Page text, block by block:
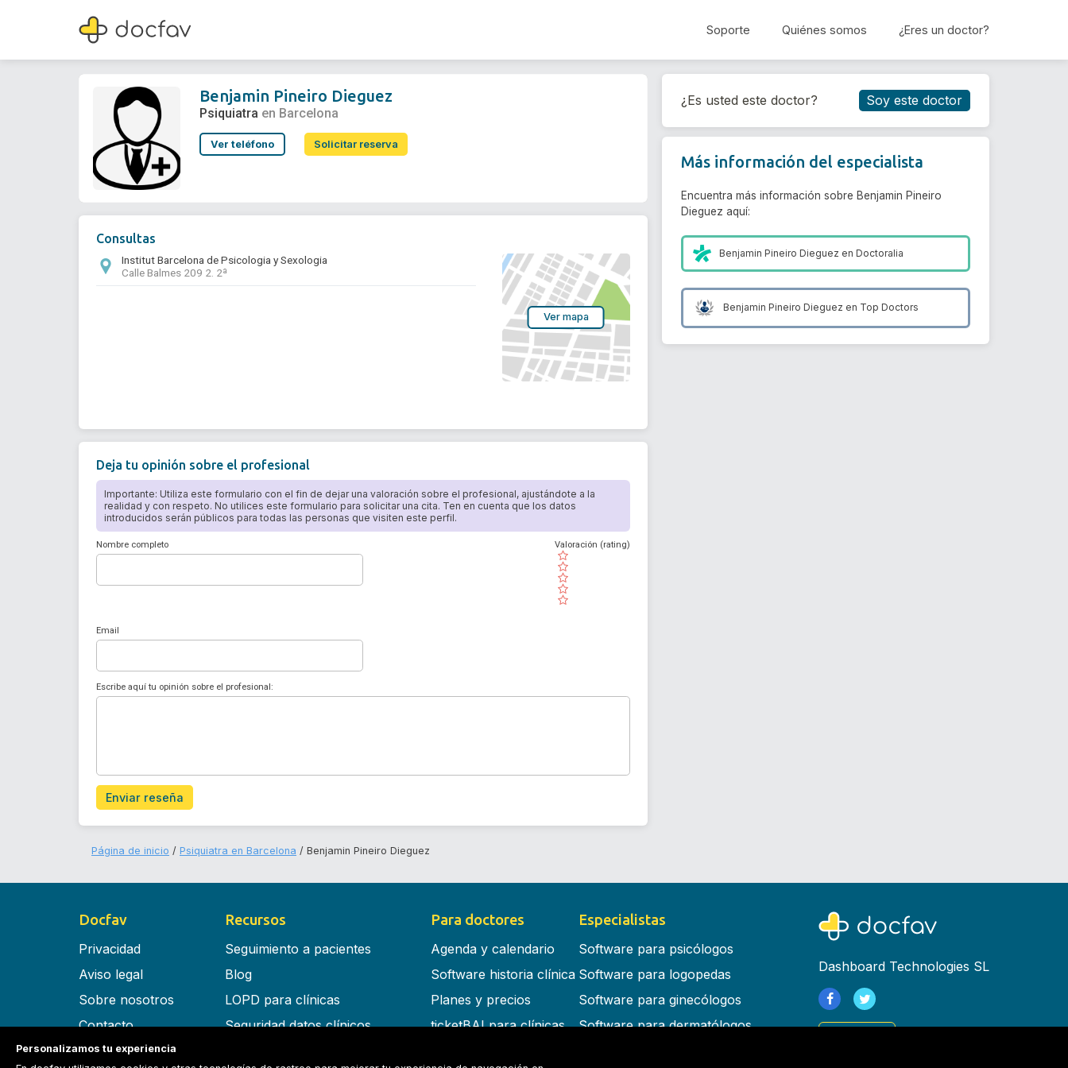
Soporte Quiénes somos ¿Eres un doctor?
Benjamin Pineiro Dieguez
Psiquiatra
Reservar cita
Benjamin Pineiro Dieguez
Psiquiatra en Barcelona
Ver teléfono Solicitar reserva
Consultas
Institut Barcelona de Psicologia y Sexologia
Calle Balmes 209 2. 2ª
Ver mapa
Deja tu opinión sobre el profesional
Importante: Utiliza este formulario con el fin de dejar una valoración sobre el profesional, ajustándote a la
realidad y con respeto. No utilices este formulario para solicitar una cita. Ten en cuenta que los datos
introducidos serán públicos para todas las personas que visiten este perfil.
Nombre completo
( )
( )
( )
( )
( )
Valoración (rating)
Email
Escribe aquí tu opinión sobre el profesional:
Enviar reseña
¿Es usted este doctor? Soy este doctor
Más información del especialista
Encuentra más información sobre Benjamin Pineiro
Dieguez aquí:
Benjamin Pineiro Dieguez enDoctoralia
Benjamin Pineiro Dieguez en Top Doctors
Página de inicio Psiquiatra en Barcelona Benjamin Pineiro Dieguez
Docfav
Privacidad
Aviso legal
Sobre nosotros
Contacto
Términos y condiciones
Recursos
Seguimiento a pacientes
Blog
LOPD para clínicas
Seguridad datos clínicos
Para doctores
Agenda y calendario
Software historia clínica
Planes y precios
ticketBAI para clínicas
Especialistas
Software para psicólogos
Software para logopedas
Software para ginecólogos
Software para dermatólogos
Dashboard Technologies SL
Personalizamos tu experiencia